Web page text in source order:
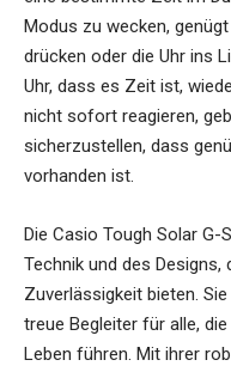
Modus zu wecken,
drücken oder die Uhr ins
Uhr, dass es Zeit ist,
nicht sofort reagieren,
sicherzustellen, dass
vorhanden ist.
Die Casio Tough Solar G-
Technik und des Designs,
Zuverlässigkeit bieten.
treue Begleiter für alle,
Leben führen. Mit ihrer